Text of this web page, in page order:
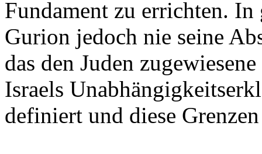
Fundament zu errichten.
Gurion jedoch nie seine
das den Juden
Israels
definiert und diese